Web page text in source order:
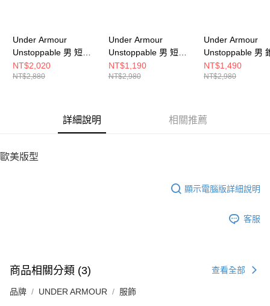
Under Armour
Unstoppable 男 短褲
1370378-410
NT$2,020
NT$2,880
Under Armour
Unstoppable 男 短褲
1374765-001
NT$1,190
NT$2,980
Under Armour
Unstoppable 男
長褲 1352028-
NT$1,490
NT$2,980
詳細說明 相關推薦
歐美版型
顯示電腦版詳細說明
客服
商品相關分類 (3) 查看全部
品牌 UNDER ARMOUR 服飾